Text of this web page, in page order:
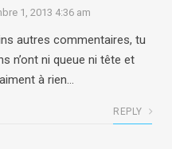
1, 2013 4:36 am
autres commentaires, tu
n’ont ni queue ni tête et
à rien…
REPLY